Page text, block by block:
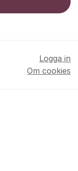
Logga in
Om cookies